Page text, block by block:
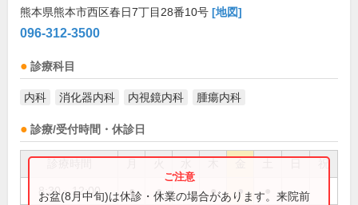
熊本県熊本市西区春日7丁目28番10号 [地図]
096-312-3500
診療科目
内科 消化器内科 内視鏡内科 腫瘍内科
診療/受付時間・休診日
祝
8:30～12:00 ● ● ● ●
お盆(8月中旬)は休診・休業の場合があります。来院前